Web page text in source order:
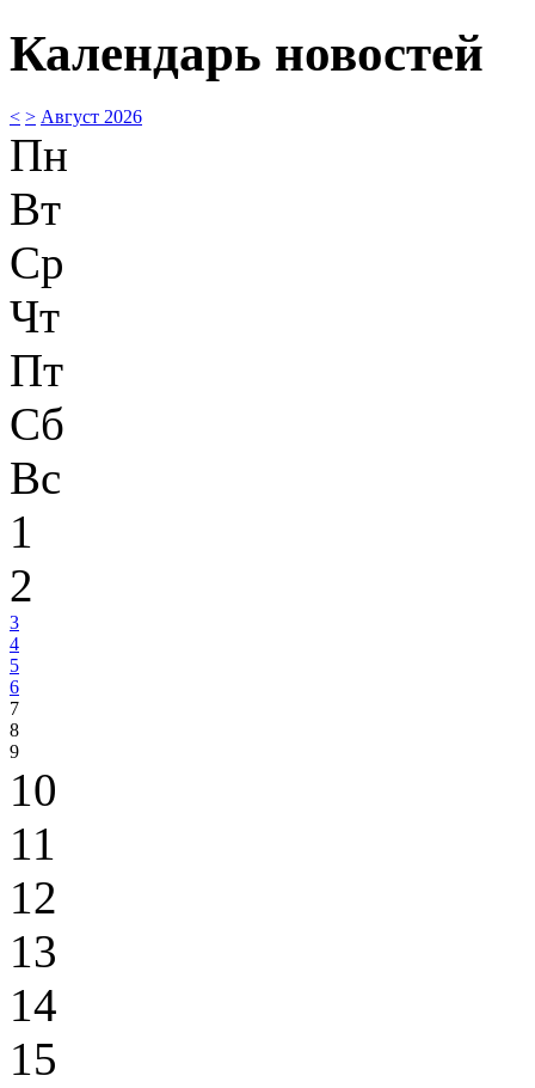
Календарь новостей
< > Август 2026
Пн
Вт
Ср
Чт
Пт
Сб
Вс
1
2
3
4
5
6
7
8
9
10
11
12
13
14
15